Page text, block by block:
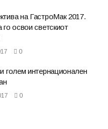
на ГастроМак 2017.
го освои светскиот
0
голем интернационален
0